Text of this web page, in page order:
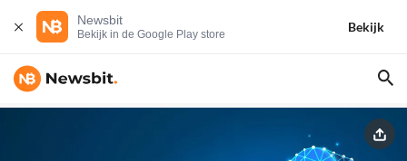
Newsbit
Bekijk in de Google Play store
Bekijk